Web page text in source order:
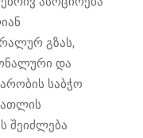
გზას,
და
საბჭო
შეიძლება